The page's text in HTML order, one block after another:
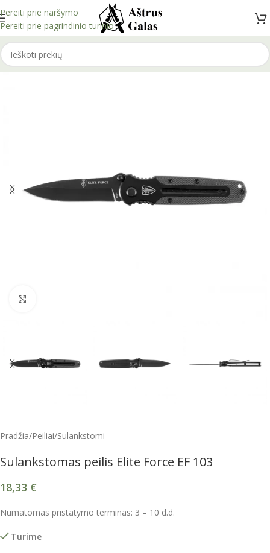
Pereiti prie naršymo
Pereiti prie pagrindinio turinio
Pradžia/Peiliai/Sulankstomi
Sulankstomas peilis Elite Force EF 103
18,33 €
Numatomas pristatymo terminas: 3 – 10 d.d.
Turime